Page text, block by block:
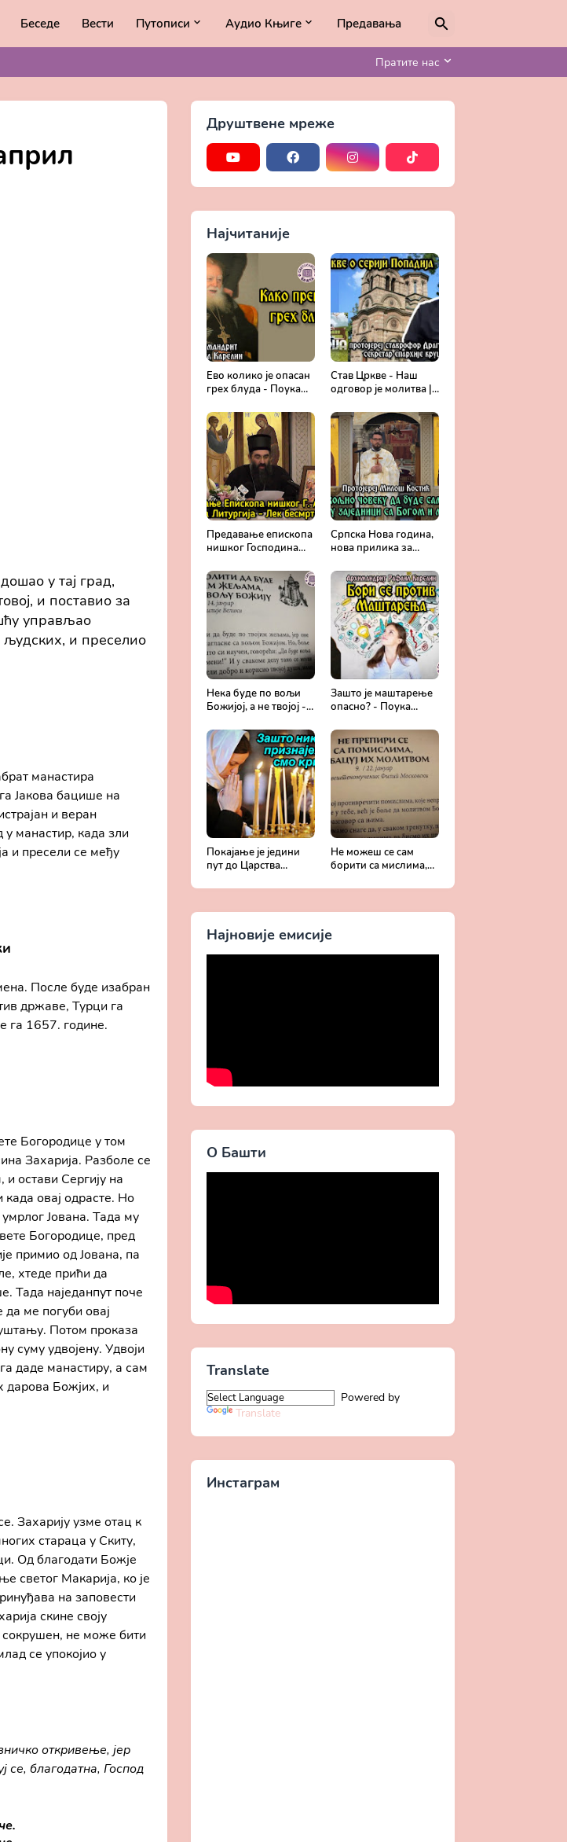
Беседе Вести Путописи Аудио Књиге Предавања
Пратите нас
у тај град,
и поставио за
управљао
и преселио
манастира
Јакова бацише на
и веран
манастир, када зли
и пресели се међу
После буде изабран
државе, Турци га
га 1657. године.
Богородице у том
Захарија. Разболе се
остави Сергију на
када овај одрасте. Но
Јована. Тада му
Богородице, пред
примио од Јована, па
хтеде прићи да
Тада наједанпут поче
да ме погуби овај
Потом проказа
суму удвојену. Удвоји
даде манастиру, а сам
дарова Божјих, и
Захарију узме отац к
стараца у Скиту,
Од благодати Божје
светог Макарија, ко је
на заповести
скине своју
сокрушен, не може бити
се упокојио у
откривење, јер
се, благодатна, Господ
Друштвене мреже
Најчитаније
Ево колико је опасан
грех блуда - Поука
Рафаила Карелина
Став Цркве - Наш
одговор је молитва |
крушевачке, отац
Драги Вешковац
Предавање епископа
нишког Господина
Литургија, лек
бесмртности -
Православље и
медицина
Српска Нова година,
нова прилика за
са Живим Богом -
Протојереј Милош
Костић
Нека буде по вољи
Божијој, а не твојој -
сваки дан
Зашто је маштарење
опасно? - Поука
Рафаила Карелина
Покајање је једини
пут до Царства
живот у свету без
Не можеш се сам
борити са мислима,
Бога -
Најновије емисије
О Башти
Translate
Powered by
Translate
Инстаграм